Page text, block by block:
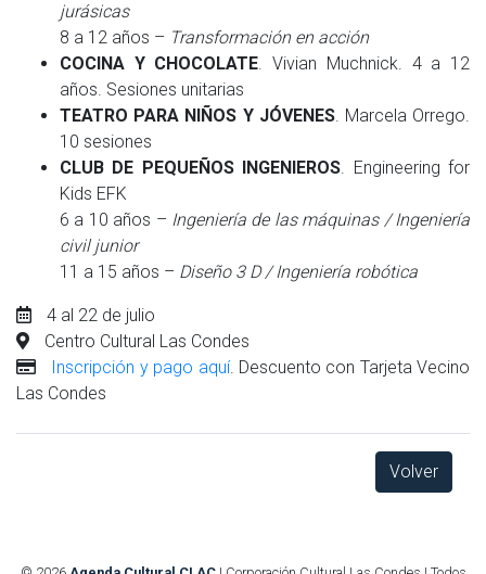
jurásicas
8 a 12 años – Transformación en acción
COCINA Y CHOCOLATE. Vivian Muchnick. 4 a 12
años. Sesiones unitarias
TEATRO PARA NIÑOS Y JÓVENES. Marcela Orrego.
10 sesiones
CLUB DE PEQUEÑOS INGENIEROS. Engineering for
Kids EFK
6 a 10 años – Ingeniería de las máquinas / Ingeniería
civil junior
11 a 15 años – Diseño 3 D / Ingeniería robótica
4 al 22 de julio
Centro Cultural Las Condes
Inscripción y pago aquí. Descuento con Tarjeta Vecino
Las Condes
Volver